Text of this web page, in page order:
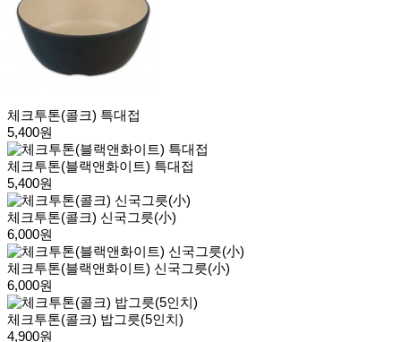
체크투톤(콜크) 특대접
5,400원
체크투톤(블랙앤화이트) 특대접
5,400원
체크투톤(콜크) 신국그릇(小)
6,000원
체크투톤(블랙앤화이트) 신국그릇(小)
6,000원
체크투톤(콜크) 밥그릇(5인치)
4,900원